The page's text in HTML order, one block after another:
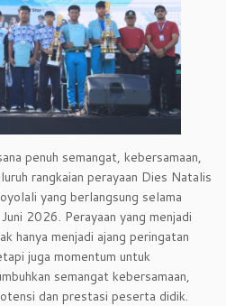
penuh semangat, kebersamaan,
rangkaian perayaan Dies Natalis
yang berlangsung selama
2026. Perayaan yang menjadi
hanya menjadi ajang peringatan
juga momentum untuk
semangat kebersamaan,
dan prestasi peserta didik.